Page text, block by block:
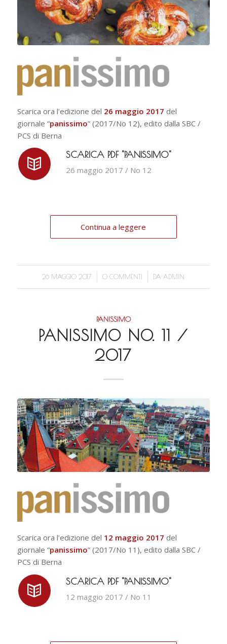
Scarica ora l’edizione del 26 maggio 2017 del
giornale “panissimo” (2017/No 12), edito dalla SBC /
PCS di Berna
SCARICA PDF "PANISSIMO"
26 maggio 2017 / No 12
Continua a leggere
26 MAGGIO 2017
/ 0 COMMENTI
/ DA ADMIN
PANISSIMO
PANISSIMO NO. 11 /
2017
Scarica ora l’edizione del 12 maggio 2017 del
giornale “panissimo” (2017/No 11), edito dalla SBC /
PCS di Berna
SCARICA PDF "PANISSIMO"
12 maggio 2017 / No 11